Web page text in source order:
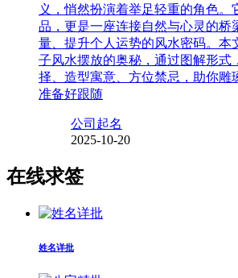
义，悄然扮演着举足轻重的角色。
品，更是一座连接自然与心灵的桥
量、提升个人运势的风水密码。本
子风水摆放的奥秘，通过图解形式
择、造型寓意、方位禁忌，助你雕
准备好跟随
公司起名
2025-10-20
在线求签
姓名详批